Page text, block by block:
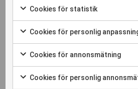
Sigicom erbjuder en komplett
dammätning
Cookieinställningar
Whistleblower
Cookies för statistik
Cookies för personlig
Cookies för annonsmätning
Cookies för personlig